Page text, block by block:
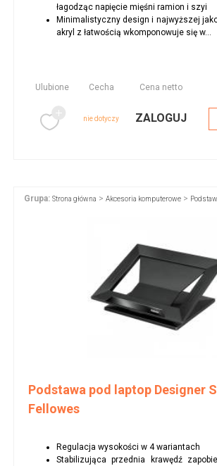
łagodząc napięcie mięśni ramion i szyi
Minimalistyczny design i najwyższej
akryl z łatwością wkomponowuje się w...
Ulubione Cecha Cena netto
nie dotyczy ZALOGUJ
Grupa: Strona główna > Akcesoria komputerowe>
Podstawa pod laptop Designer
Fellowes
Regulacja wysokości w 4 wariantach
Stabilizująca przednia krawędź